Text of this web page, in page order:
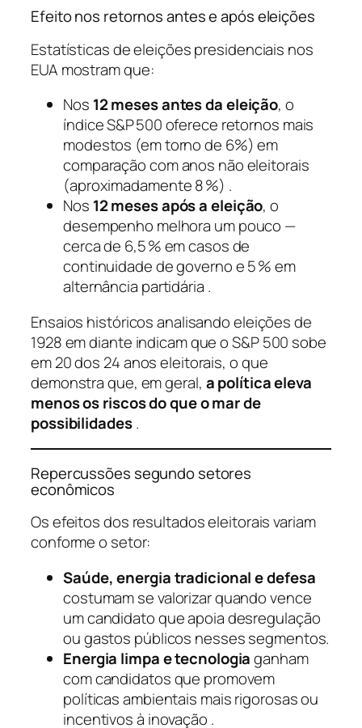
Efeito nos retornos antes e após eleições
Estatísticas de eleições presidenciais nos
EUA mostram que:
Nos 12 meses antes da eleição, o
índice S&P 500 oferece retornos mais
modestos (em torno de 6%) em
comparação com anos não eleitorais
(aproximadamente 8 %) .
Nos 12 meses após a eleição, o
desempenho melhora um pouco —
cerca de 6,5 % em casos de
continuidade de governo e 5 % em
alternância partidária .
Ensaios históricos analisando eleições de
1928 em diante indicam que o S&P 500 sobe
em 20 dos 24 anos eleitorais, o que
demonstra que, em geral, a política eleva
menos os riscos do que o mar de
possibilidades.
Repercussões segundo setores
econômicos
Os efeitos dos resultados eleitorais variam
conforme o setor:
Saúde, energia tradicional e defesa
costumam se valorizar quando vence
um candidato que apoia desregulação
ou gastos públicos nesses segmentos.
Energia limpa e tecnologiaganham
com candidatos que promovem
políticas ambientais mais rigorosas ou
incentivos à inovação .